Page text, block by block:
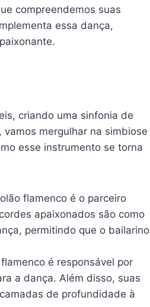
compreendemos suas
essa dança,
criando uma sinfonia de
mergulhar na simbiose
esse instrumento se torna
flamenco é o parceiro
apaixonados são como
permitindo que o bailarino
é responsável por
a dança. Além disso, suas
de profundidade à